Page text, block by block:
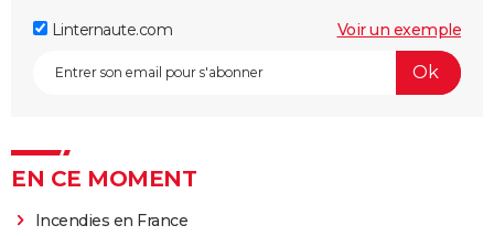
Linternaute.com Voir un exemple
EN CE MOMENT
Incendies en France